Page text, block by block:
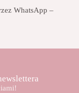
WhatsApp –